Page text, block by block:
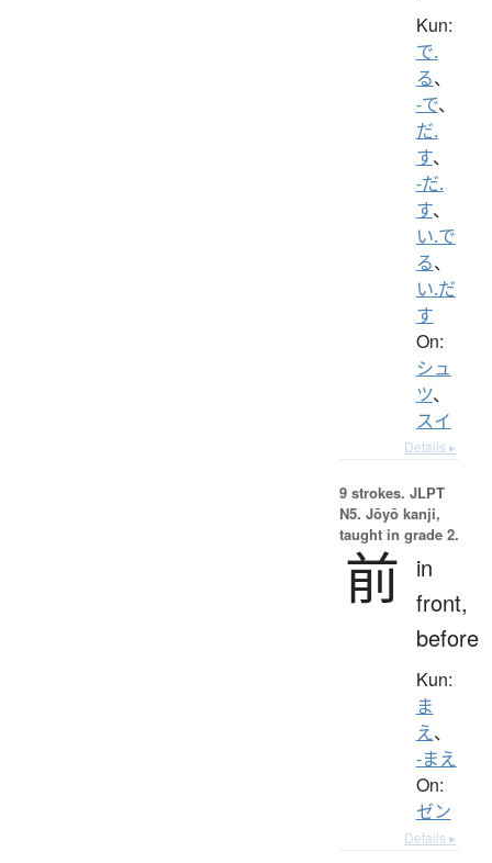
Kun:
で.
る、
-で、
だ.
す、
-だ.
す、
い.で
る、
い.だ
す
On:
シュ
ツ、
スイ
Details ▸
9 strokes. JLPT
N5. Jōyō kanji,
taught in grade 2.
前
in
front,
before
Kun:
ま
え、
-まえ
On:
ゼン
Details ▸